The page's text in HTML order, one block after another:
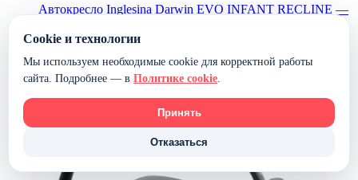
Автокресло Inglesina Darwin EVO INFANT RECLINE —
В наличии
В корзину
Cookie и технологии
Мы используем необходимые cookie для корректной работы
сайта. Подробнее — в Политике cookie.
Принять
Отказаться